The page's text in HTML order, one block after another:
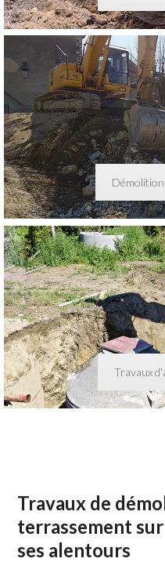
Travaux
Travaux de
terrassement
ses alentours